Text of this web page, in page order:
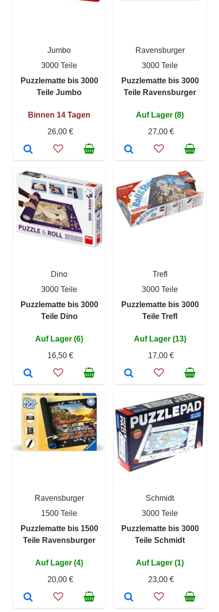
Jumbo
3000 Teile
Puzzlematte bis 3000
Teile Jumbo
Binnen 14 Tagen
26,00 €
Ravensburger
3000 Teile
Puzzlematte bis 3000
Teile Ravensburger
Auf Lager (8)
27,00 €
Dino
3000 Teile
Puzzlematte bis 3000
Teile Dino
Auf Lager (6)
16,50 €
Trefl
3000 Teile
Puzzlematte bis 3000
Teile Trefl
Auf Lager (13)
17,00 €
Ravensburger
1500 Teile
Puzzlematte bis 1500
Teile Ravensburger
Auf Lager (4)
20,00 €
Schmidt
3000 Teile
Puzzlematte bis 3000
Teile Schmidt
Auf Lager (1)
23,00 €